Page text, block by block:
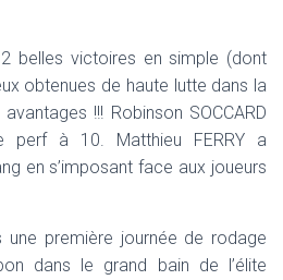
belles victoires en simple (dont
obtenues de haute lutte dans la
!!! Robinson SOCCARD
perf à 10. Matthieu FERRY a
en s’imposant face aux joueurs
une première journée de rodage
dans le grand bain de l’élite